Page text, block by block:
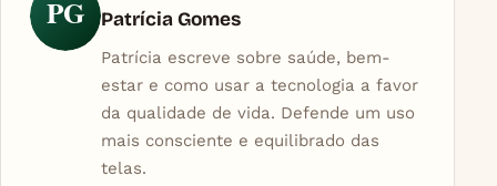
PG Patrícia Gomes
Patrícia escreve sobre saúde, bem-
estar e como usar a tecnologia a favor
da qualidade de vida. Defende um uso
mais consciente e equilibrado das
telas.